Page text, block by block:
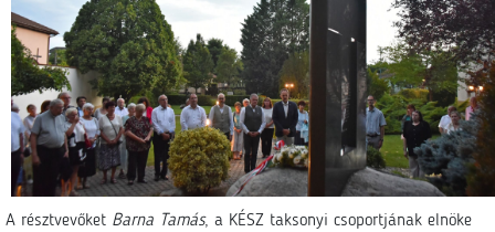
A résztvevőket Barna Tamás, a KÉSZ taksonyi csoportjának elnöke